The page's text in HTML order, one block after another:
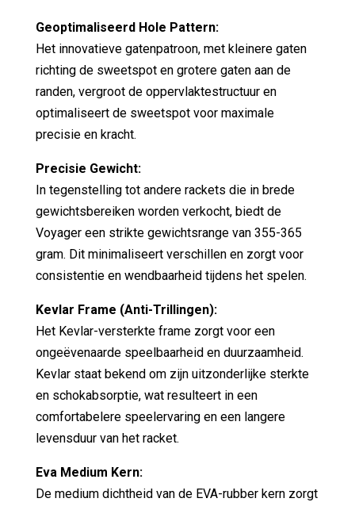
Geoptimaliseerd Hole Pattern:
Het innovatieve gatenpatroon, met kleinere gaten
richting de sweetspot en grotere gaten aan de
randen, vergroot de oppervlaktestructuur en
optimaliseert de sweetspot voor maximale
precisie en kracht.
Precisie Gewicht:
In tegenstelling tot andere rackets die in brede
gewichtsbereiken worden verkocht, biedt de
Voyager een strikte gewichtsrange van 355-365
gram. Dit minimaliseert verschillen en zorgt voor
consistentie en wendbaarheid tijdens het spelen.
Kevlar Frame (Anti-Trillingen):
Het Kevlar-versterkte frame zorgt voor een
ongeëvenaarde speelbaarheid en duurzaamheid.
Kevlar staat bekend om zijn uitzonderlijke sterkte
en schokabsorptie, wat resulteert in een
comfortabelere speelervaring en een langere
levensduur van het racket.
Eva Medium Kern:
De medium dichtheid van de EVA-rubber kern zorgt